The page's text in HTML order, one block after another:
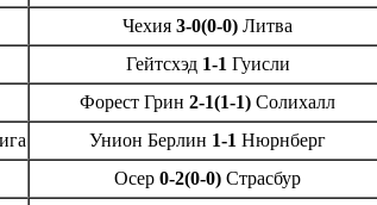
Чехия 3-0(0-0) Литва
Гейтсхэд 1-1 Гуисли
Форест Грин 2-1(1-1) Солихалл
Унион Берлин 1-1 Нюрнберг
Осер 0-2(0-0) Страсбур